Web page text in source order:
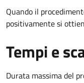
Quando il
positivamente si
Tempi e
Durata massima del